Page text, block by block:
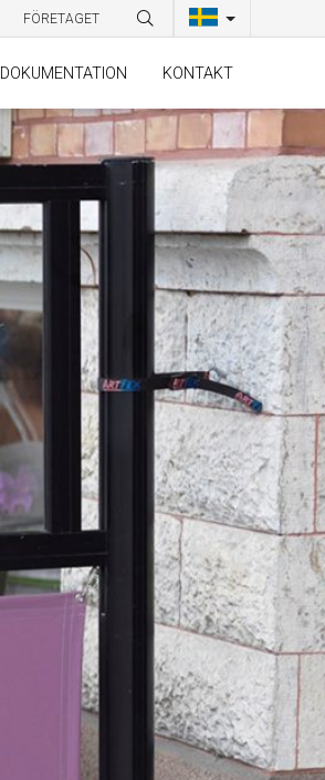
FÖRETAGET
DOKUMENTATION KONTAKT